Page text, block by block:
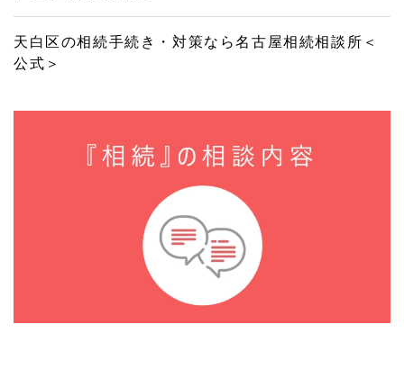
天白区の相続手続き・対策なら名古屋相続相談所＜
公式＞